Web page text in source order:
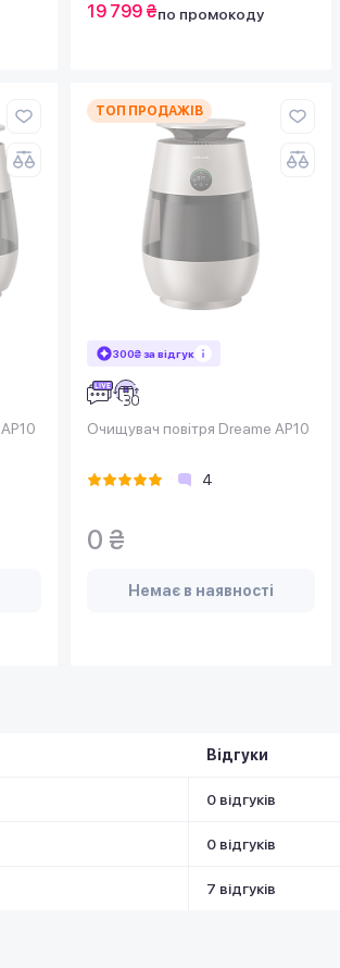
19 799 ₴по промокоду
Очищувач повітря Dreame AP10
ТОП ПРОДАЖІВ
300₴ за відгук
Очищувач повітря Dreame AP10
4
0 ₴
Немає в наявності
Відгуки
0 відгуків
0 відгуків
7 відгуків